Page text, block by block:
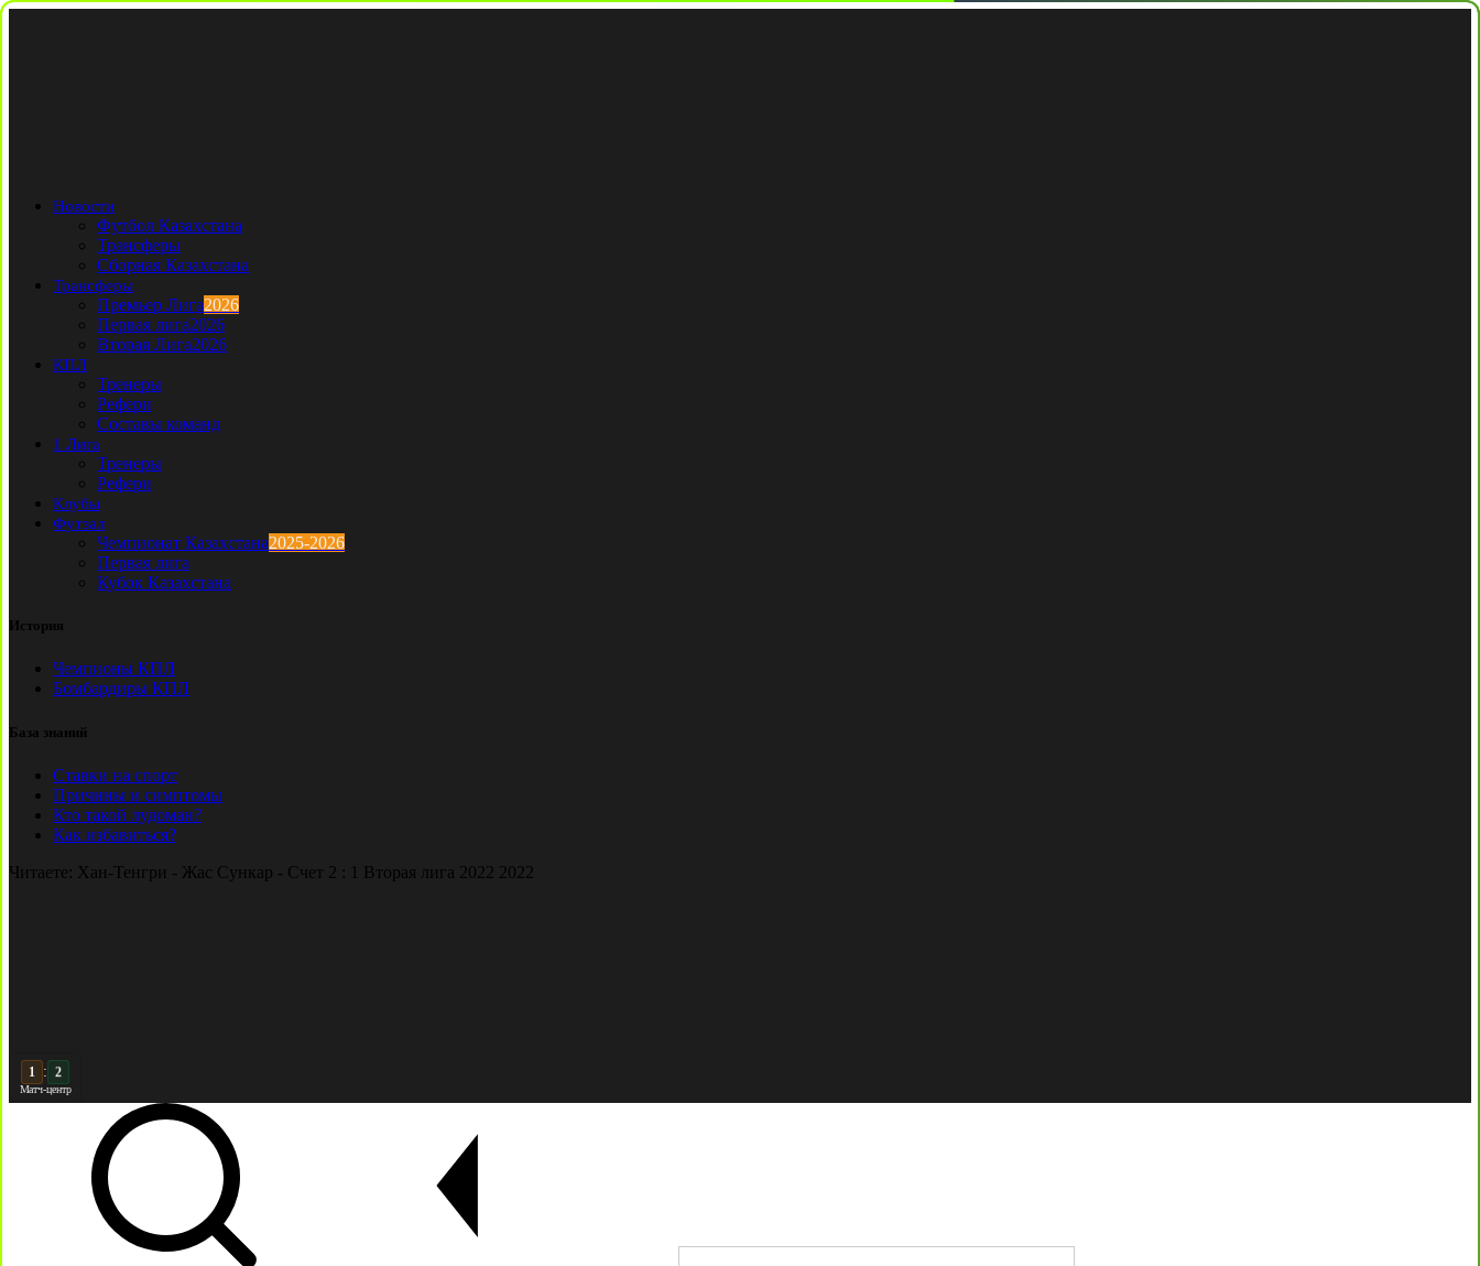
Новости
Футбол Казахстана
Трансферы
Сборная Казахстана
Трансферы
Премьер Лига2026
Первая лига2026
Вторая Лига2026
КПЛ
Тренеры
Рефери
Составы команд
1 Лига
Тренеры
Рефери
Клубы
Футзал
Чемпионат Казахстана2025-2026
Первая лига
Кубок Казахстана
История
Чемпионы КПЛ
Бомбардиры КПЛ
База знаний
Ставки на спорт
Причины и симптомы
Кто такой лудоман?
Как избавиться?
Читаете: Хан-Тенгри - Жас Сункар - Счет 2 : 1 Вторая лига 2022 2022
2 : 2
Матч-центр